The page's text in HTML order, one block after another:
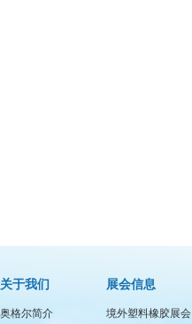
关于我们
奥格尔简介
展会信息
境外塑料橡胶展会